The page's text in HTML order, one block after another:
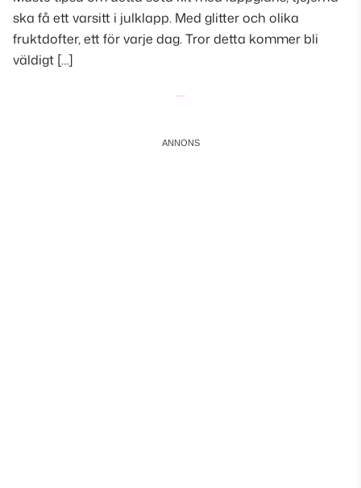
ska få ett varsitt i julklapp. Med glitter och olika
fruktdofter, ett för varje dag. Tror detta kommer bli
väldigt […]